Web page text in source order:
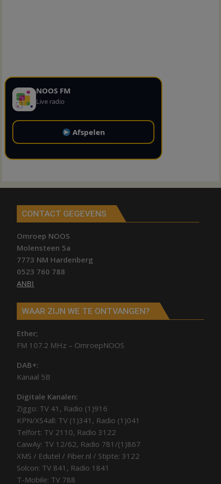
NOOS FM
Live radio
Afspelen
CONTACT GEGEVENS
Omroep NOOS
Molensteen 5a
7773 NM Hardenberg
0523 760 788
ANBI
WAAR ZIJN WE TE ONTVANGEN?
Ether;
FM 107.2 MHz – OmroepNOOS
DAB+:
Kanaal 5B
Digitale Kanalen:
Ziggo: TV 41, Radio (1)916
KPN/XS4all: TV (1)341, Radio (1)041
Telfort: TV 2110, Radio 3122
CaiwAy: TV 12/62, Radio 781/(1)867
XMS / Edutel / Fiber.nl / Stipte: 3122
Solcon: TV 841, Radio 1841
T-Mobile: TV 788